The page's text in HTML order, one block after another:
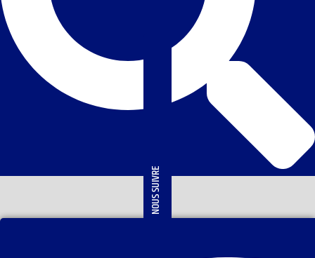
NOUS SUIVRE